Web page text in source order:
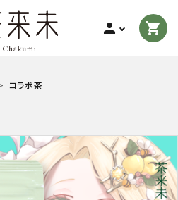
person shopping_cart
search
新規会員登録
コラボ茶